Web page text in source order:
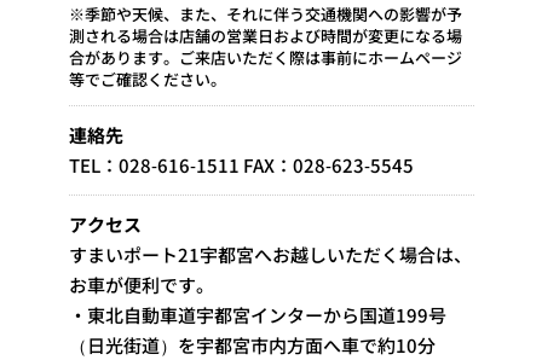
※季節や天候、また、それに伴う交通機関への影響が予
測される場合は店舗の営業日および時間が変更になる場
合があります。ご来店いただく際は事前にホームページ
等でご確認ください。
連絡先
TEL：028-616-1511 FAX：028-623-5545
アクセス
すまいポート21宇都宮へお越しいただく場合は、
お車が便利です。
・東北自動車道宇都宮インターから国道199号
（日光街道）を宇都宮市内方面へ車で約10分